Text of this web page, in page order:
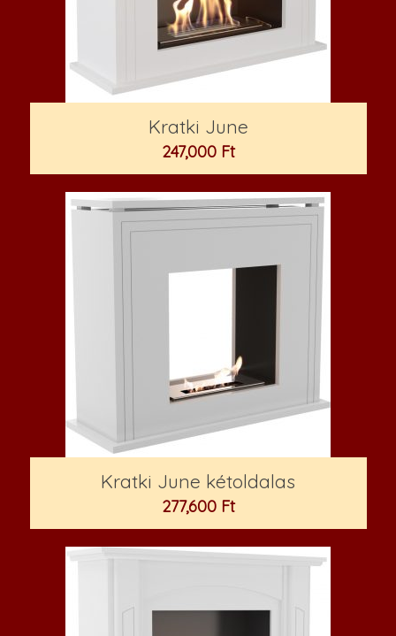
Kratki June
247,000 Ft
Kratki June kétoldalas
277,600 Ft